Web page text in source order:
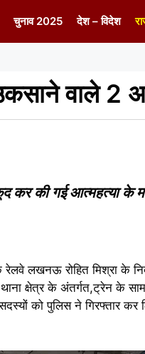
चुनाव 2025 देश – विदेश
वाले 2
कर की गई आत्महत्या के
रेलवे लखनऊ रोहित मिश्रा के
क्षेत्र के अंतर्गत,ट्रेन के
को पुलिस ने गिरफ्तार कर